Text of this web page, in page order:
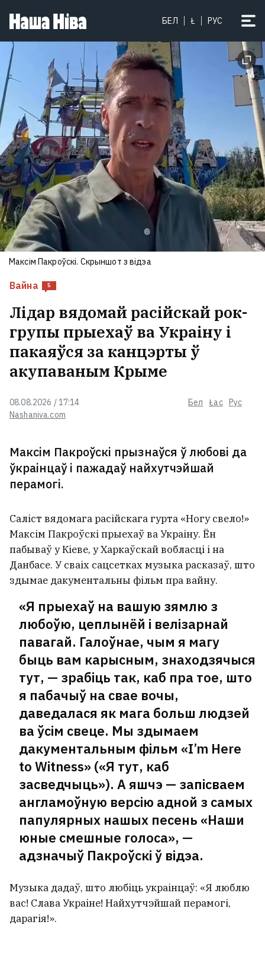
БЕЛ Ł РУС
Вайна 5
Nashaniva.com
08.08.2026 / 17:14 Бел Łac Рус
Лідар вядомай расійскай рок-
групы прыехаў ва Украіну і
пакаяўся за канцэрты ў
акупаваным Крыме
Максім Пакроўскі прызнаўся ў любові да
ўкраінцаў і пажадаў найхутчэйшай
перамогі.
Максім Пакроўскі. Скрыншот з відэа
Саліст вядомага расійскага гурта «Ногу свело!»
Максім Пакроўскі прыехаў ва Украіну. Ён
пабываў у Кіеве, у Харкаўскай вобласці і на
Данбасе. У сваіх сацсетках музыка расказаў, што
здымае дакументальны фільм пра вайну.
«Я прыехаў на вашую зямлю з
любоўю, цеплынёй і велізарнай
павагай. Галоўнае, чым я магу
быць вам карысным, знаходзячыся
тут, — зрабіць так, каб пра тое, што
я пабачыў на свае вочы,
даведалася як мага больш людзей
ва ўсім свеце. Мы здымаем
дакументальным фільм «I’m Here
to Witness» («Я тут, каб
засведчыць»). А яшчэ — запісваем
англамоўную версію адной з самых
папулярных нашых песень «Наши
юные смешные голоса», —
адзначыў Пакроўскі ў відэа.
Музыка дадаў, што любіць украінцаў: «Я люблю
вас! Слава Украіне! Найхутчэйшай перамогі,
дарагія!».